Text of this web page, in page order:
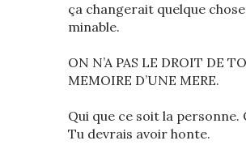
ça changerait quelque chose
minable.
ON N’A PAS LE DROIT DE
MEMOIRE D’UNE MERE.
Qui que ce soit la personne.
Tu devrais avoir honte.